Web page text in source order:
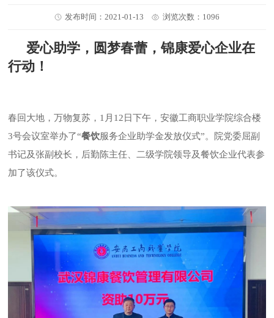
发布时间：2021-01-13 浏览次数：1096
爱心助学 ，圆梦春蕾，锦康爱心企业在
行动！
春回大地，万物复苏，1月12日下午，安徽工商职业学院综合楼
3号会议室举办了“餐饮服务企业助学金发放仪式”。院党委屈副
书记及张副校长，后勤陈主任、二级学院领导及餐饮企业代表参
加了该仪式。